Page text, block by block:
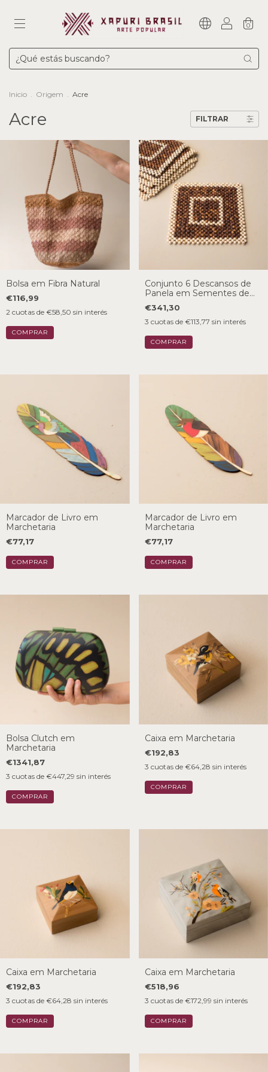
0
Inicio . Origem . Acre
Acre FILTRAR
Bolsa em Fibra Natural
€116,99
2 cuotas de €58,50 sin interés
Conjunto 6 Descansos de
Panela em Sementes de
€341,30
3 cuotas de €113,77 sin interés
Marcador de Livro em
Marchetaria
€77,17
Marcador de Livro em
Marchetaria
€77,17
Bolsa Clutch em
Marchetaria
€1341,87
3 cuotas de €447,29 sin interés
Caixa em Marchetaria
€192,83
3 cuotas de €64,28 sin interés
Caixa em Marchetaria
€192,83
3 cuotas de €64,28 sin interés
Caixa em Marchetaria
€518,96
3 cuotas de €172,99 sin interés